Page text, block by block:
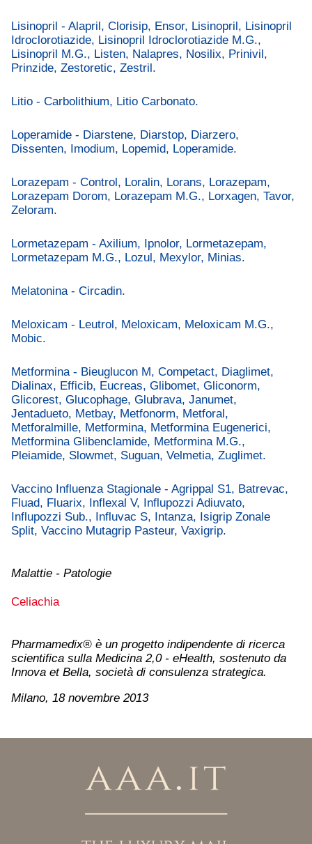
Lisinopril - Alapril, Clorisip, Ensor, Lisinopril, Lisinopril
Idroclorotiazide, Lisinopril Idroclorotiazide M.G.,
Lisinopril M.G., Listen, Nalapres, Nosilix, Prinivil,
Prinzide, Zestoretic, Zestril.
Litio - Carbolithium, Litio Carbonato.
Loperamide - Diarstene, Diarstop, Diarzero,
Dissenten, Imodium, Lopemid, Loperamide.
Lorazepam - Control, Loralin, Lorans, Lorazepam,
Lorazepam Dorom, Lorazepam M.G., Lorxagen, Tavor,
Zeloram.
Lormetazepam - Axilium, Ipnolor, Lormetazepam,
Lormetazepam M.G., Lozul, Mexylor, Minias.
Melatonina - Circadin.
Meloxicam - Leutrol, Meloxicam, Meloxicam M.G.,
Mobic.
Metformina - Bieuglucon M, Competact, Diaglimet,
Dialinax, Efficib, Eucreas, Glibomet, Gliconorm,
Glicorest, Glucophage, Glubrava, Janumet,
Jentadueto, Metbay, Metfonorm, Metforal,
Metforalmille, Metformina, Metformina Eugenerici,
Metformina Glibenclamide, Metformina M.G.,
Pleiamide, Slowmet, Suguan, Velmetia, Zuglimet.
Vaccino Influenza Stagionale - Agrippal S1, Batrevac,
Fluad, Fluarix, Inflexal V, Influpozzi Adiuvato,
Influpozzi Sub., Influvac S, Intanza, Isigrip Zonale
Split, Vaccino Mutagrip Pasteur, Vaxigrip.
Malattie - Patologie
Celiachia
Pharmamedix® è un progetto indipendente di ricerca
scientifica sulla Medicina 2,0 - eHealth, sostenuto da
Innova et Bella, società di consulenza strategica.
Milano, 18 novembre 2013